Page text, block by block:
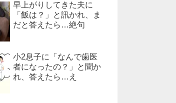
早上がりしてきた夫に
「飯は？」と訊かれ、ま
だと答えたら…絶句
小2息子に「なんで歯医
者になったの？」と聞か
れ、答えたら…え